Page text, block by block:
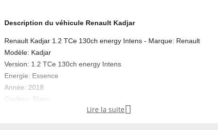
Description du véhicule Renault Kadjar
Renault Kadjar 1.2 TCe 130ch energy Intens - Marque: Renault
Modèle: Kadjar
Version: 1.2 TCe 130ch energy Intens
Energie: Essence
Année: 2018
Couleur: Blanc
Lire la suite 